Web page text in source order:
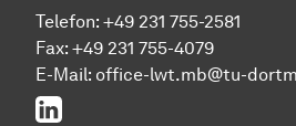
Telefon: +49 231 755-2581
Fax: +49 231 755-4079
E-Mail: office-lwt.mb@tu-
LinkedIn